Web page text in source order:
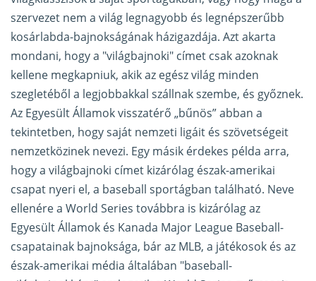
szervezet nem a világ legnagyobb és legnépszerűbb
kosárlabda-bajnokságának házigazdája. Azt akarta
mondani, hogy a "világbajnoki" címet csak azoknak
kellene megkapniuk, akik az egész világ minden
szegletéből a legjobbakkal szállnak szembe, és győznek.
Az Egyesült Államok visszatérő „bűnös” abban a
tekintetben, hogy saját nemzeti ligáit és szövetségeit
nemzetközinek nevezi. Egy másik érdekes példa arra,
hogy a világbajnoki címet kizárólag észak-amerikai
csapat nyeri el, a baseball sportágban található. Neve
ellenére a World Series továbbra is kizárólag az
Egyesült Államok és Kanada Major League Baseball-
csapatainak bajnoksága, bár az MLB, a játékosok és az
észak-amerikai média általában "baseball-